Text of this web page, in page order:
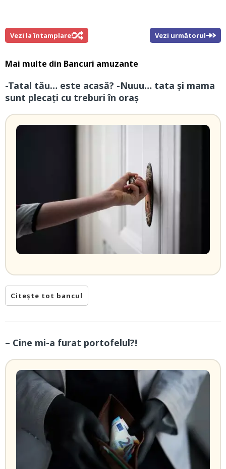
Vezi la întamplare! Vezi următorul
Mai multe din Bancuri amuzante
-Tatal tău… este acasă? -Nuuu… tata și mama
sunt plecați cu treburi în oraș
Citește tot bancul
– Cine mi-a furat portofelul?!